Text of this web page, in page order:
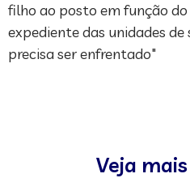
filho ao posto em função
expediente das unidades
precisa ser enfrentado"
Veja